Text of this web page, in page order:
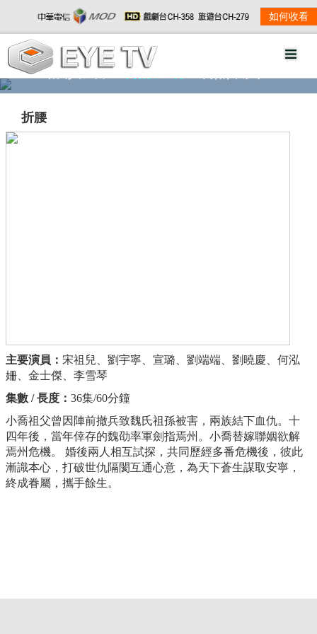
如何收看
精彩影音 劇情大綱
折腰
主要演員： 宋祖兒、劉宇寧、宣璐、劉端端、劉曉慶、何泓
姍、金士傑、李雪琴
集數 / 長度： 36集/60分鐘
小喬祖父曾因陣前撤兵致魏氏祖孫被害，兩族結下血仇。十
四年後，當年倖存的魏劭率軍劍指焉州。小喬替嫁聯姻欲解
焉州危機。 婚後兩人相互試探，共同歷經多番危機後，彼此
漸識本心，打破世仇隔閡互通心意，為天下蒼生謀取安寧，
終成眷屬，攜手餘生。